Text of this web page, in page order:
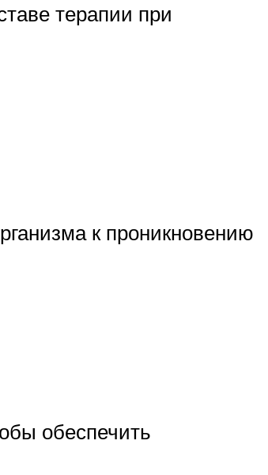
терапии при
к проникновению
обеспечить